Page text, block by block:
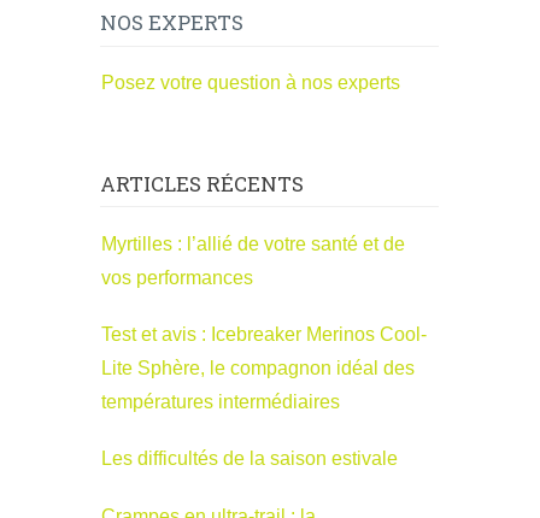
NOS EXPERTS
Posez votre question à nos experts
ARTICLES RÉCENTS
Myrtilles : l’allié de votre santé et de
vos performances
Test et avis : Icebreaker Merinos Cool-
Lite Sphère, le compagnon idéal des
températures intermédiaires
Les difficultés de la saison estivale